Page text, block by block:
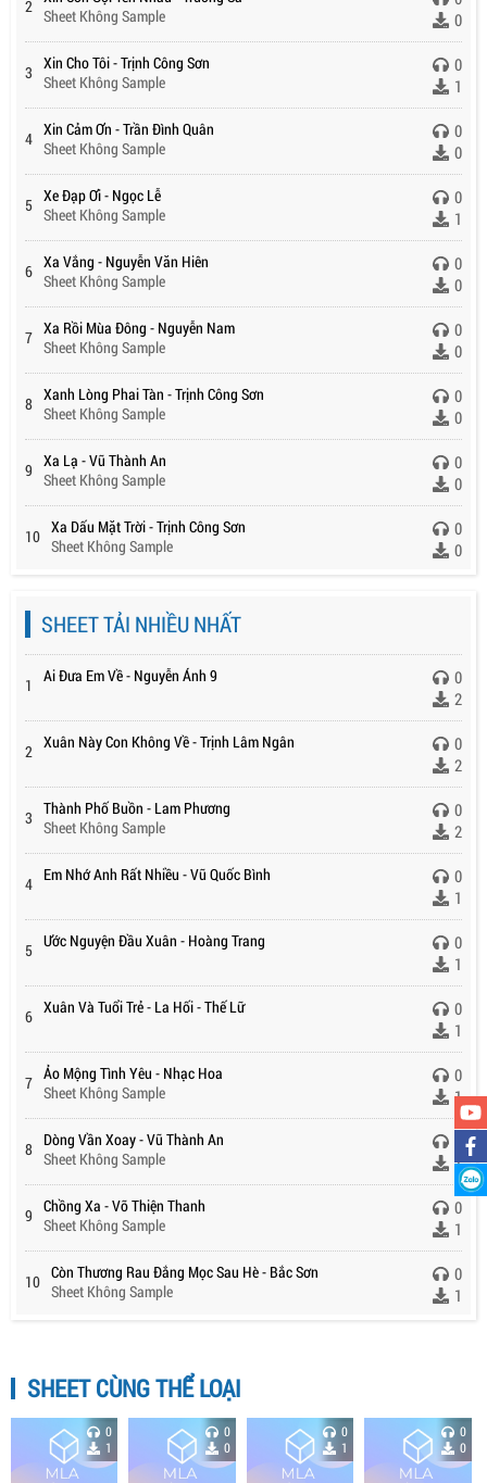
2 Sheet Không Sample
0
3 Xin Cho Tôi - Trịnh Công Sơn
Sheet Không Sample
0
1
4 Xin Cảm Ơn - Trần Đình Quân
Sheet Không Sample
0
0
5 Xe Đạp Ơi - Ngọc Lễ
Sheet Không Sample
0
1
6 Xa Vắng - Nguyễn Văn Hiên
Sheet Không Sample
0
0
7 Xa Rồi Mùa Đông - Nguyễn Nam
Sheet Không Sample
0
0
8 Xanh Lòng Phai Tàn - Trịnh Công Sơn
Sheet Không Sample
0
0
9 Xa Lạ - Vũ Thành An
Sheet Không Sample
0
0
10 Xa Dấu Mặt Trời - Trịnh Công Sơn
Sheet Không Sample
0
0
SHEET TẢI NHIỀU NHẤT
1 Ai Đưa Em Về - Nguyễn Ánh 9
0
2
2 Xuân Này Con Không Về - Trịnh Lâm Ngân
0
2
3 Thành Phố Buồn - Lam Phương
Sheet Không Sample
0
2
4 Em Nhớ Anh Rất Nhiều - Vũ Quốc Bình
0
1
5 Ước Nguyện Đầu Xuân - Hoàng Trang
0
1
6 Xuân Và Tuổi Trẻ - La Hối - Thế Lữ
0
1
7 Ảo Mộng Tình Yêu - Nhạc Hoa
Sheet Không Sample
0
1
8 Dòng Vần Xoay - Vũ Thành An
Sheet Không Sample
1
9 Chồng Xa - Võ Thiện Thanh
Sheet Không Sample
0
1
10 Còn Thương Rau Đắng Mọc Sau Hè - Bắc Sơn
Sheet Không Sample
0
1
SHEET CÙNG THỂ LOẠI
0
1
0
0
0
1
0
0